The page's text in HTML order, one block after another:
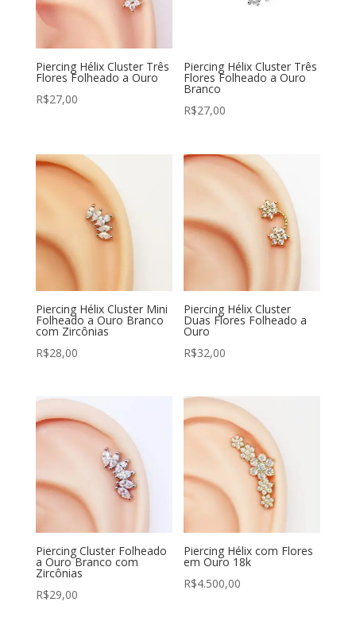
Piercing Hélix Cluster Três
Flores Folheado a Ouro
R$27,00
Piercing Hélix Cluster Três
Flores Folheado a Ouro
Branco
R$27,00
Piercing Hélix Cluster Mini
Folheado a Ouro Branco
com Zircônias
R$28,00
Piercing Hélix Cluster
Duas Flores Folheado a
Ouro
R$32,00
Piercing Cluster Folheado
a Ouro Branco com
Zircônias
R$29,00
Piercing Hélix com Flores
em Ouro 18k
R$4.500,00